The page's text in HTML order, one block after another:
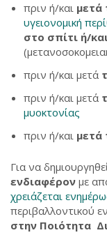
πριν ή/και μετά
υγειονομική
στο σπίτι ή/
πριν ή/και μετά
πριν ή/και μετά
μυοκτονίας
πριν ή/και μετά
Για να
ενδιαφέρον με
χρειάζεται
περιβαλλοντικού
στην Ποιότητα